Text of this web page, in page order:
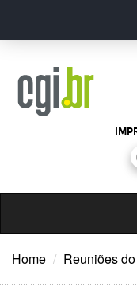
o
Home Reuniões